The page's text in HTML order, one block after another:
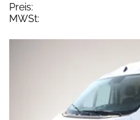
Preis:
MWSt: